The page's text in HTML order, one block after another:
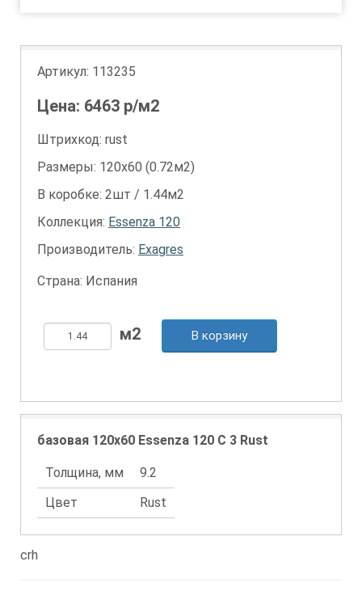
Артикул: 113235
Цена: 6463 р/м2
Штрихкод: rust
Размеры: 120х60 (0.72м2)
В коробке: 2шт / 1.44м2
Коллекция: Essenza 120
Производитель: Exagres
Страна: Испания
В корзину
базовая 120x60 Essenza 120 С 3 Rust
Толщина, мм
9.2
Цвет
Rust
crh